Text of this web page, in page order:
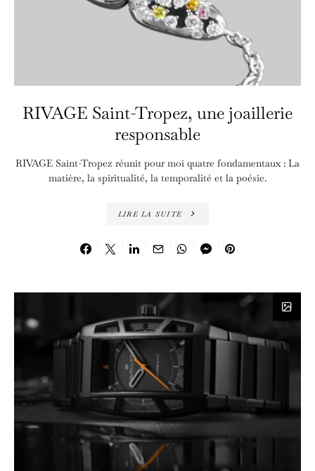
RIVAGE Saint-Tropez, une joaillerie
responsable
RIVAGE Saint-Tropez réunit pour moi quatre fondamentaux : La
matière, la spiritualité, la temporalité et la poésie.
LIRE LA SUITE